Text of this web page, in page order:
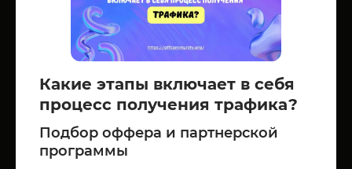
Какие этапы включает в себя
процесс получения трафика?
Подбор оффера и партнерской
программы